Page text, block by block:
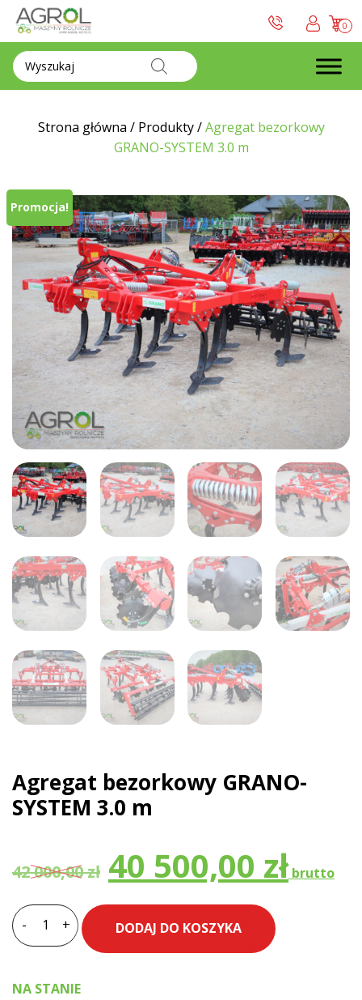
0
Wyszukiwarka
produktów
Strona główna / Produkty/Agregat bezorkowy
GRANO-SYSTEM 3.0 m
Promocja!
Agregat bezorkowy GRANO-
SYSTEM 3.0 m
42 000,00zł Pierwotna
cena
wynosiła:
40 500,00 zł
-
ilość
GRANO-
+ DODAJ DO KOSZYKA
NA STANIE